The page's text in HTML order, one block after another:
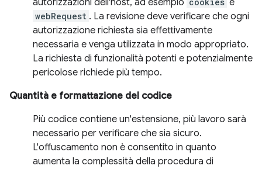
autorizzazioni dell'host, ad esempio e
webRequest . La revisione deve verificare che ogni
autorizzazione richiesta sia effettivamente
necessaria e venga utilizzata in modo appropriato.
La richiesta di funzionalità potenti e potenzialmente
pericolose richiede più tempo.
Quantità e formattazione del codice
Più codice contiene un'estensione, più lavoro sarà
necessario per verificare che sia sicuro.
L'offuscamento non è consentito in quanto
aumenta la complessità della procedura di